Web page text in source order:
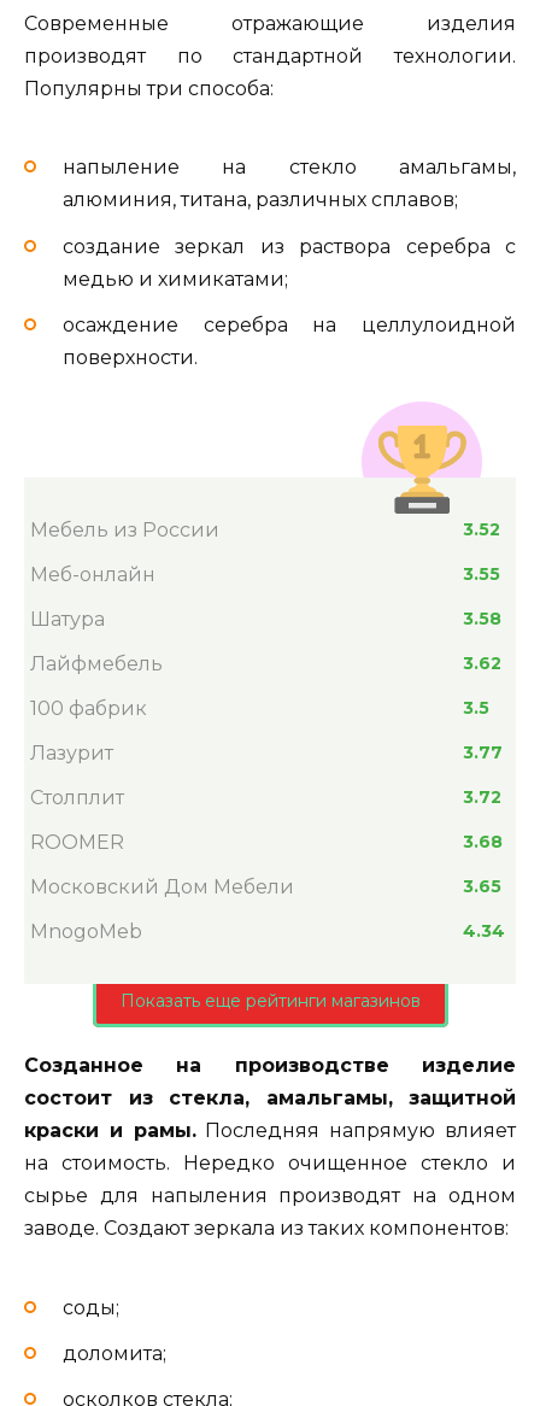
Современные отражающие изделия
производят по стандартной технологии.
Популярны три способа:
напыление на стекло амальгамы,
алюминия, титана, различных сплавов;
создание зеркал из раствора серебра с
медью и химикатами;
осаждение серебра на целлулоидной
поверхности.
Мебель из России 3.52
Меб-онлайн 3.55
Шатура 3.58
Лайфмебель 3.62
100 фабрик 3.5
Лазурит 3.77
Столплит 3.72
ROOMER 3.68
Московский Дом Мебели 3.65
MnogoMeb 4.34
Показать еще рейтинги магазинов
Созданное на производстве изделие
состоит из стекла, амальгамы, защитной
краски и рамы.Последняя напрямую влияет
на стоимость. Нередко очищенное стекло и
сырье для напыления производят на одном
заводе. Создают зеркала из таких компонентов:
соды;
доломита;
осколков стекла;